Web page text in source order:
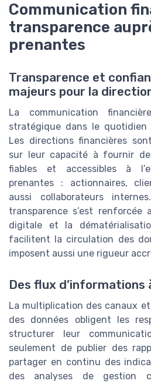
Communication
transparence
prenantes
Transparence et
majeurs pour la
La communication
stratégique dans le quotidien
Les directions financières
sur leur capacité à fournir
fiables et accessibles à
prenantes : actionnaires,
aussi collaborateurs
transparence s’est renforcée
digitale et la
facilitent la circulation des
imposent aussi une rigueur
Des flux d’informations
La multiplication des canaux
des données obligent les
structurer leur
seulement de publier des
partager en continu des
des analyses de gestion